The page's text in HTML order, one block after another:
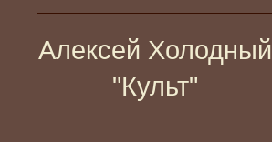
Алексей Холодный
"Культ"